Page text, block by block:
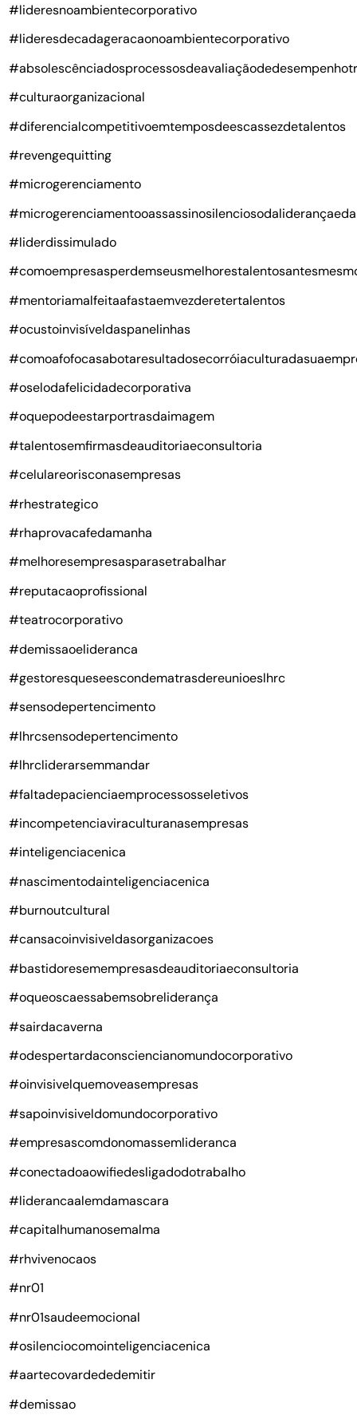
#lideresnoambientecorporativo
#lideresdecadageracaonoambientecorporativo
#culturaorganizacional
#diferencialcompetitivoemtemposdeescassezdetalentos
#revengequitting
#microgerenciamento
#liderdissimulado
#mentoriamalfeitaafastaemvezderetertalentos
#ocustoinvisíveldaspanelinhas
#oselodafelicidadecorporativa
#oquepodeestarportrasdaimagem
#talentosemfirmasdeauditoriaeconsultoria
#celulareorisconasempresas
#rhestrategico
#rhaprovacafedamanha
#melhoresempresasparasetrabalhar
#reputacaoprofissional
#teatrocorporativo
#demissaoelideranca
#gestoresqueseescondematrasdereunioeslhrc
#sensodepertencimento
#lhrcsensodepertencimento
#lhrcliderarsemmandar
#faltadepacienciaemprocessosseletivos
#incompetenciaviraculturanasempresas
#inteligenciacenica
#nascimentodainteligenciacenica
#burnoutcultural
#cansacoinvisiveldasorganizacoes
#bastidoresemempresasdeauditoriaeconsultoria
#oqueoscaessabemsobreliderança
#sairdacaverna
#odespertardaconsciencianomundocorporativo
#oinvisivelquemoveasempresas
#sapoinvisiveldomundocorporativo
#empresascomdonomassemlideranca
#conectadoaowifiedesligadodotrabalho
#liderancaalemdamascara
#capitalhumanosemalma
#rhvivenocaos
#nr01
#nr01saudeemocional
#osilenciocomointeligenciacenica
#aartecovardededemitir
#demissao